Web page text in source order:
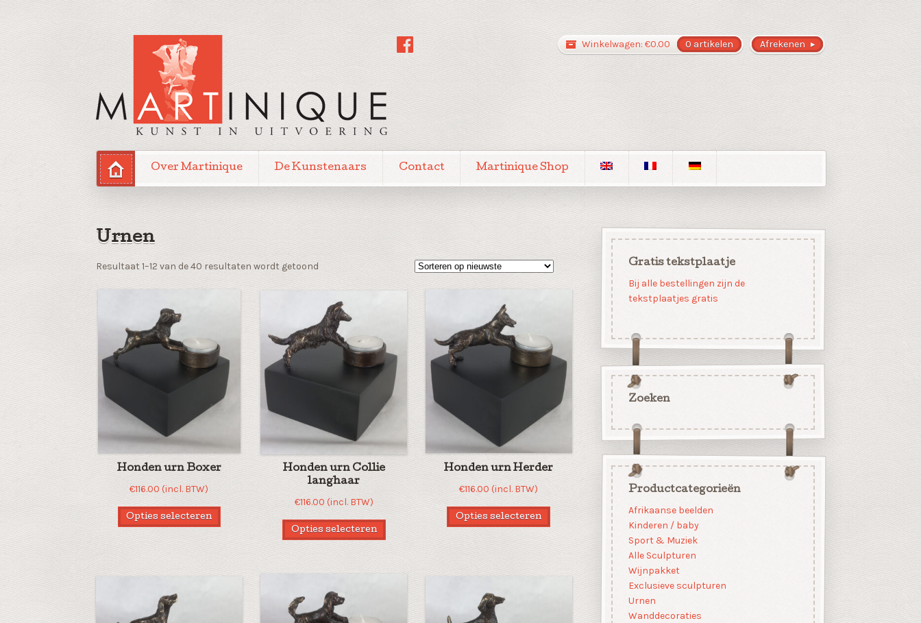
Afrekenen
Winkelwagen: €0.00 0 artikelen
Over Martinique De Kunstenaars Contact Martinique Shop
Urnen
Resultaat 1–12 van de 40 resultaten wordt getoond
Honden urn Boxer
€116.00 (incl. BTW)
Opties selecteren
Honden urn Collie
langhaar
€116.00 (incl. BTW)
Opties selecteren
Honden urn Herder
€116.00 (incl. BTW)
Opties selecteren
Gratis tekstplaatje
Bij alle bestellingen zijn de
tekstplaatjes gratis
Zoeken
Productcategorieën
Afrikaanse beelden
Kinderen / baby
Sport & Muziek
Alle Sculpturen
Wijnpakket
Exclusieve sculpturen
Urnen
Wanddecoraties